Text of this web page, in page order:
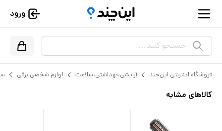
ورود
جستجو کنید...
فروشگاه اینترنتی این‌چند آرایشی،بهداشتی،سلامت لوازم شخصی برقی
کالاهای مشابه